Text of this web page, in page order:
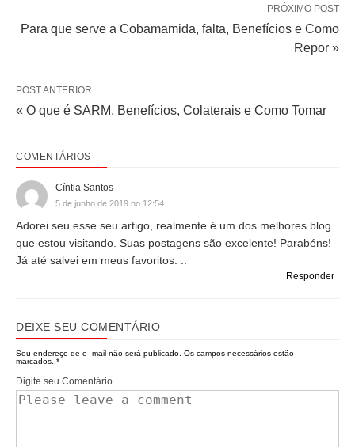
PRÓXIMO POST
Para que serve a Cobamamida, falta, Benefícios e Como
Repor »
POST ANTERIOR
« O que é SARM, Benefícios, Colaterais e Como Tomar
COMENTÁRIOS
Cíntia Santos
5 de junho de 2019 no 12:54
Adorei seu esse seu artigo, realmente é um dos melhores blog
que estou visitando. Suas postagens são excelente! Parabéns!
Já até salvei em meus favoritos. ..
Responder
DEIXE SEU COMENTÁRIO
Seu endereço de e -mail não será publicado. Os campos necessários estão
marcados..*
Digite seu Comentário...